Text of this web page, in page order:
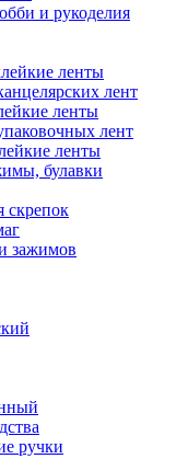
и рукоделия
ленты
лент
ленты
лент
ленты
булавки
скрепок
зажимов
ручки